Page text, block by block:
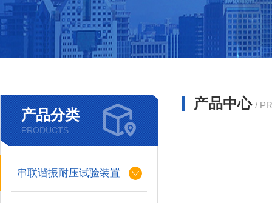
产品分类
PRODUCTS
串联谐振耐压试验装置
产品中心 /